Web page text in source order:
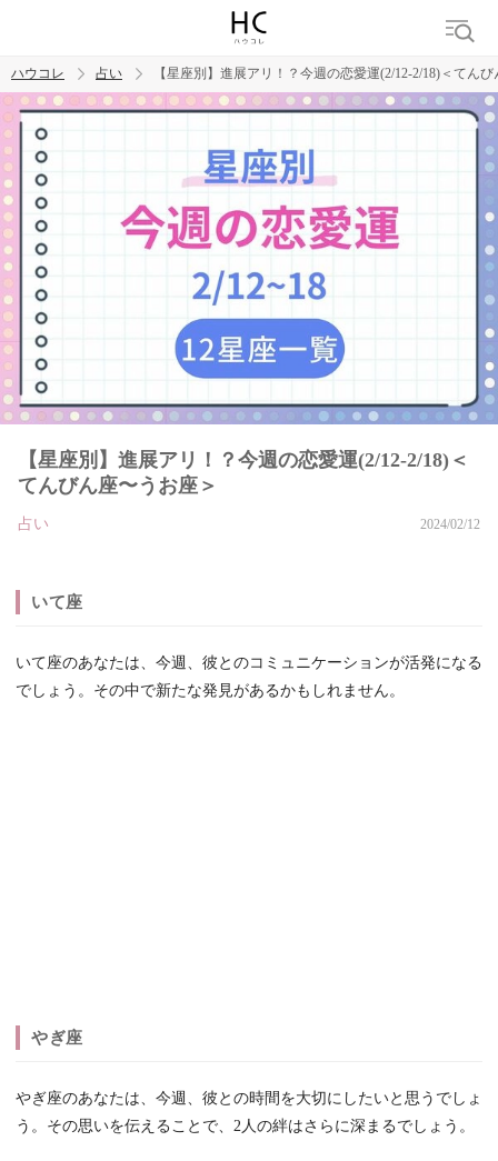
トレンド ワード
ハウコレ 占い 【星座別】進展アリ！？今週の恋愛運(2/12-2/18)＜てん
【星座別】進展アリ！？今週の恋愛運(2/12-2/18)＜
てんびん座〜うお座＞
占い 2024/02/12
いて座
いて座のあなたは、今週、彼とのコミュニケーションが活発になる
でしょう。その中で新たな発見があるかもしれません。
やぎ座
やぎ座のあなたは、今週、彼との時間を大切にしたいと思うでしょ
う。その思いを伝えることで、2人の絆はさらに深まるでしょう。